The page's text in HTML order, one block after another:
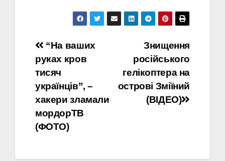
Навігація
записів
Знищення
російського
гелікоптера на
острові Зміїний
(ВІДЕО)
“На ваших
руках кров
тисяч
українців”, –
хакери зламали
мордорТВ
(ФОТО)